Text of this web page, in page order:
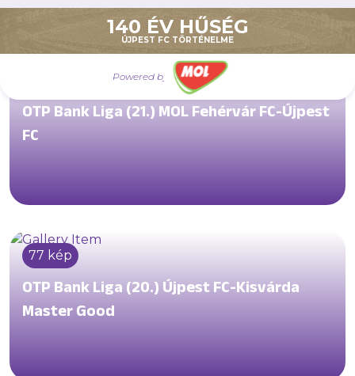
140 ÉV HŰSÉG
ÚJPEST FC TÖRTÉNELME
Powered by
OTP Bank Liga (21.) MOL Fehérvár FC-Újpest
FC
77 kép
OTP Bank Liga (20.) Újpest FC-Kisvárda
Master Good